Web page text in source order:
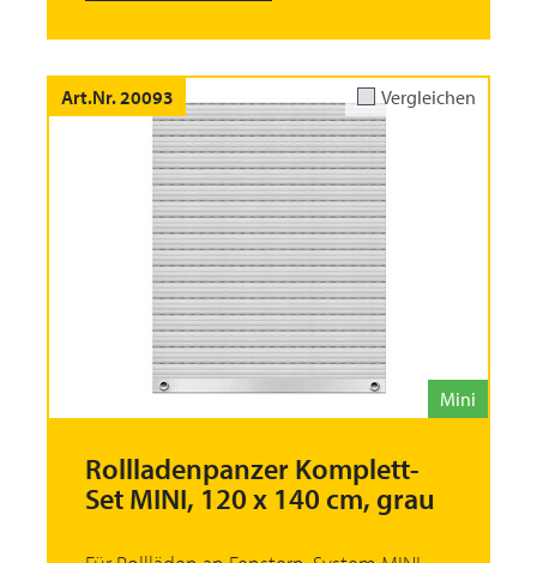
Art.Nr. 20093 Vergleichen
Mini
Rollladenpanzer Komplett-
Set MINI, 120 x 140 cm, grau